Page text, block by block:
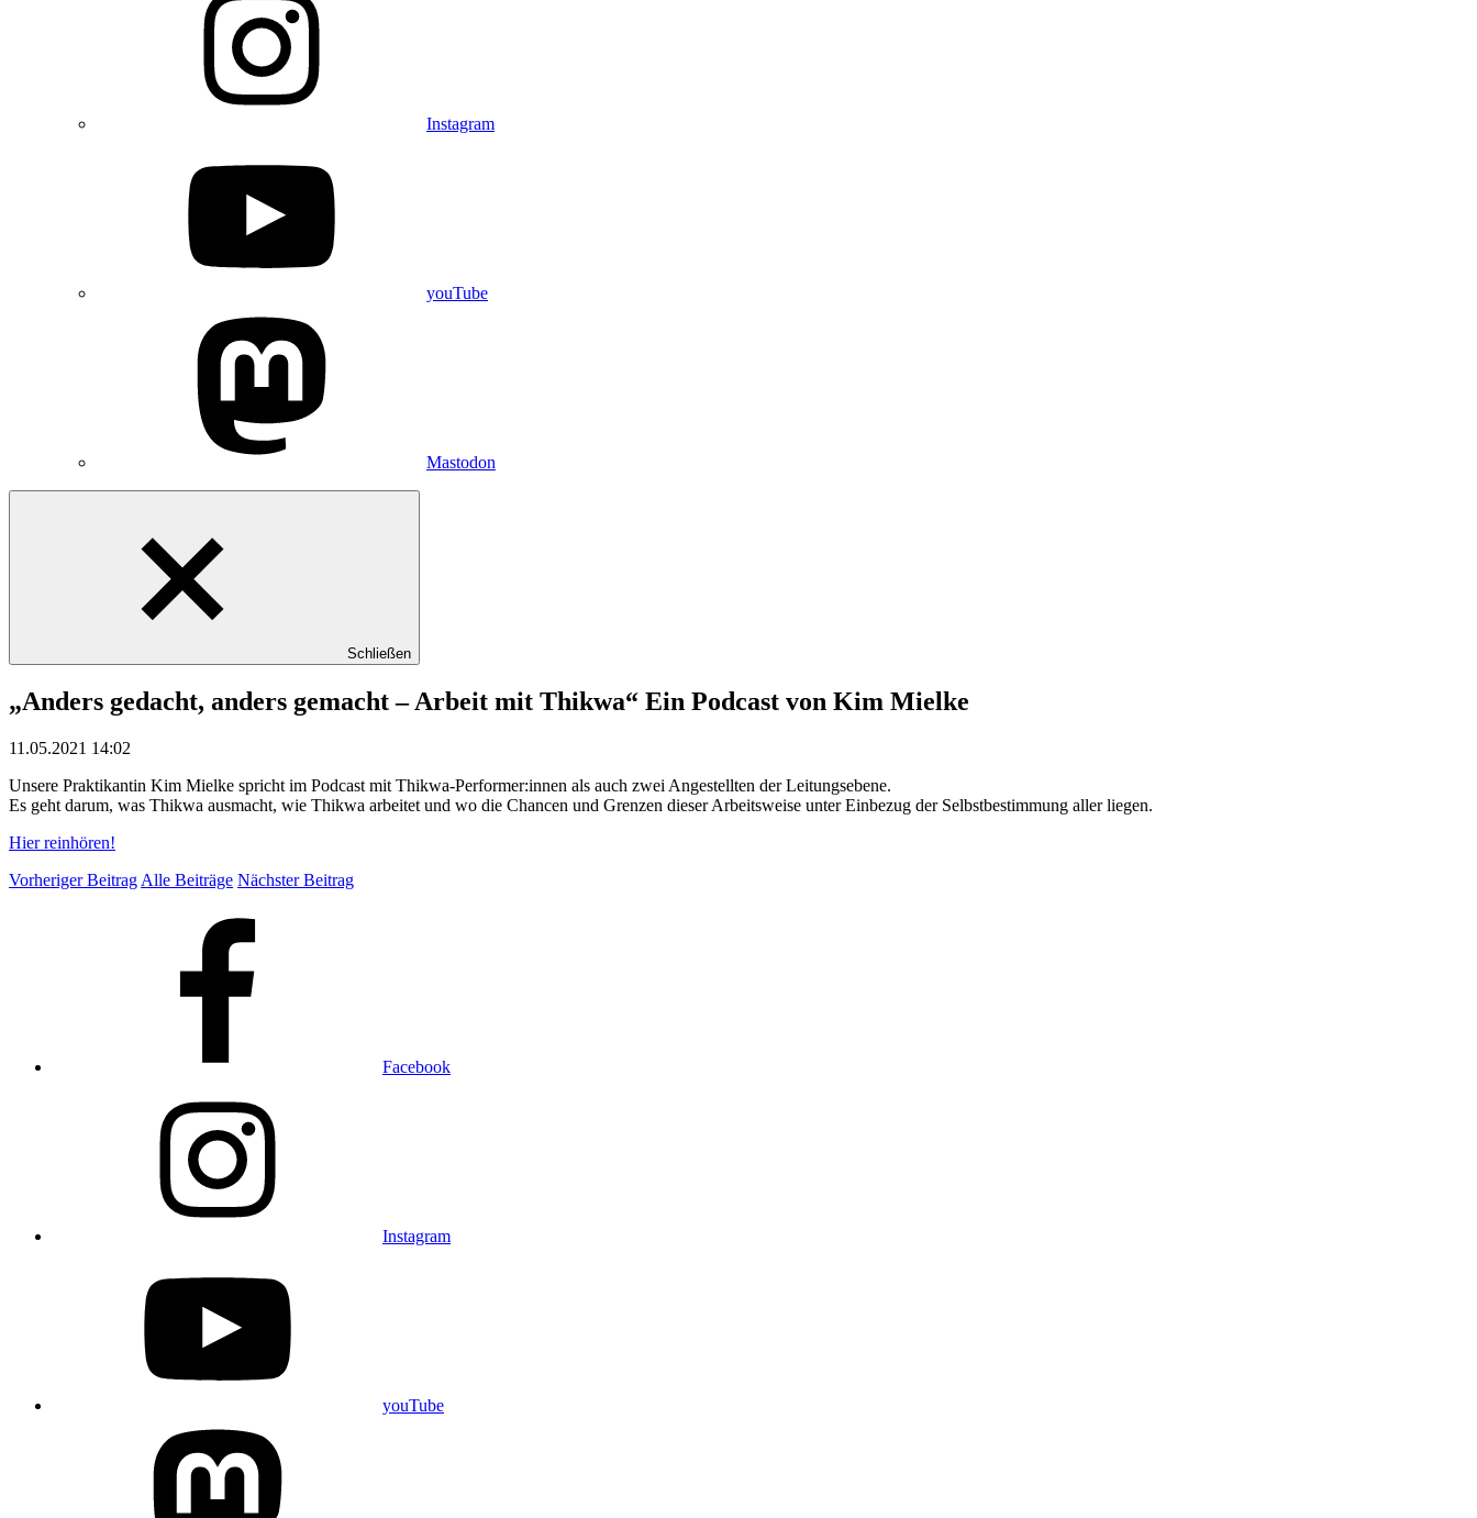
Instagram
youTube
Mastodon
Schließen
„Anders gedacht, anders gemacht – Arbeit mit Thikwa“ Ein Podcast von Kim Mielke
11.05.2021 14:02
Unsere Praktikantin Kim Mielke spricht im Podcast mit Thikwa-Performer:innen als auch zwei Angestellten der Leitungsebene.
Es geht darum, was Thikwa ausmacht, wie Thikwa arbeitet und wo die Chancen und Grenzen dieser Arbeitsweise unter Einbezug der Selbstbestimmung aller liegen.
Hier reinhören!
Vorheriger Beitrag Alle Beiträge Nächster Beitrag
Facebook
Instagram
youTube